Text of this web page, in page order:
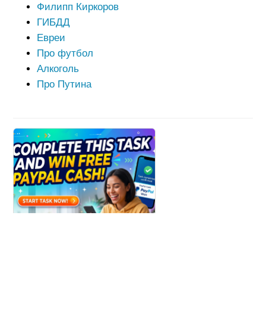
Филипп Киркоров
ГИБДД
Евреи
Про футбол
Алкоголь
Про Путина